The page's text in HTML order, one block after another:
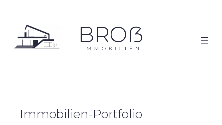
springen
Immobilien-Portfolio